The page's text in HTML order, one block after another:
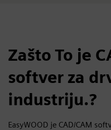
Zašto To je
softver za
industriju.?
EasyWOOD je CAD/CAM